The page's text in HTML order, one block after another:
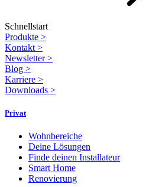
Schnellstart
Produkte >
Kontakt >
Newsletter>
Blog >
Karriere >
Downloads >
Privat
Wohnbereiche
Deine Lösungen
Finde deinen Installateur
Smart Home
Renovierung